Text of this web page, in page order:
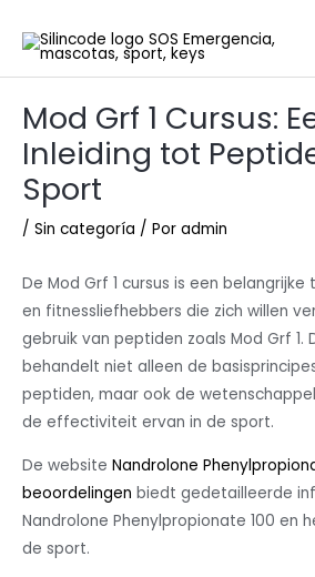
Mod Grf 1 Cursus:
Inleiding tot
Sport
/ Sin categoría / Por admin
De Mod Grf 1 cursus is een
en fitnessliefhebbers die zich willen
gebruik van peptiden zoals Mod Grf 1.
behandelt niet alleen de
peptiden, maar ook de
de effectiviteit ervan in de sport.
De website Nandrolone
beoordelingen biedt gedetailleerde
Nandrolone Phenylpropionate 100 en
de sport.